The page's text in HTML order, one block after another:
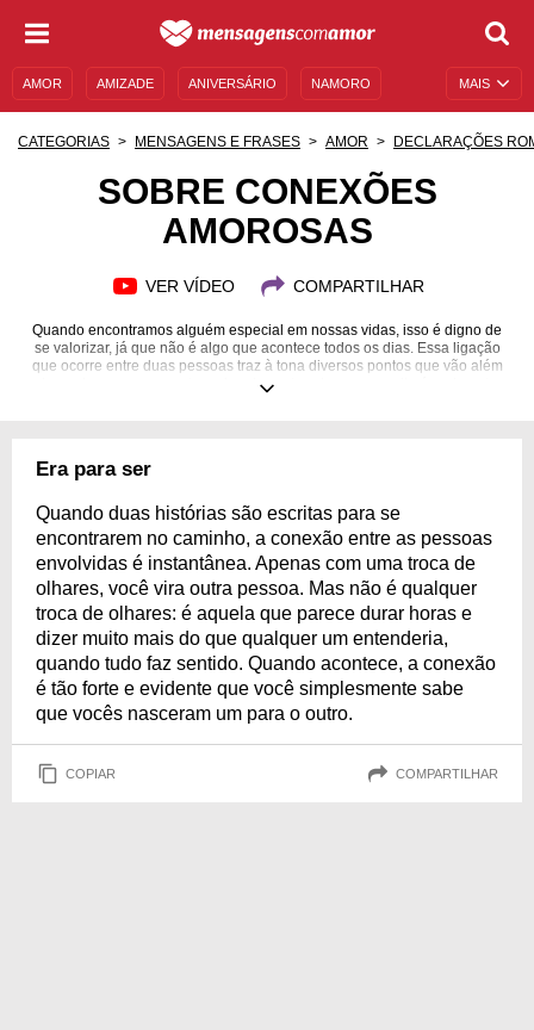
MAIS
AMOR AMIZADE ANIVERSÁRIO NAMORO
DESCULPAS
MENSAGENS E FRASES MENSAGENS DE ANIVERSÁRIO
CATEGORIAS MENSAGENS E FRASES AMOR DECLARAÇÕES
SOBRE CONEXÕES
AMOROSAS
VER VÍDEO COMPARTILHAR
Quando encontramos alguém especial em nossas vidas, isso é digno de
se valorizar, já que não é algo que acontece todos os dias. Essa ligação
que ocorre entre duas pessoas traz à tona diversos pontos que vão além
de qualquer pensamento racional, mostrando como aquilo é realmente
o que envolve esse universo intrigante das conexões amorosas.
Era para ser
Quando duas histórias são escritas para se
encontrarem no caminho, a conexão entre as pessoas
envolvidas é instantânea. Apenas com uma troca de
olhares, você vira outra pessoa. Mas não é qualquer
troca de olhares: é aquela que parece durar horas e
dizer muito mais do que qualquer um entenderia,
quando tudo faz sentido. Quando acontece, a conexão
é tão forte e evidente que você simplesmente sabe
que vocês nasceram um para o outro.
COPIAR COMPARTILHAR